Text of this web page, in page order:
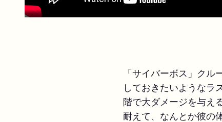
「サイバーボス」ク
しておきたいようなラ
階で大ダメージを与え
耐えて、なんとか彼の